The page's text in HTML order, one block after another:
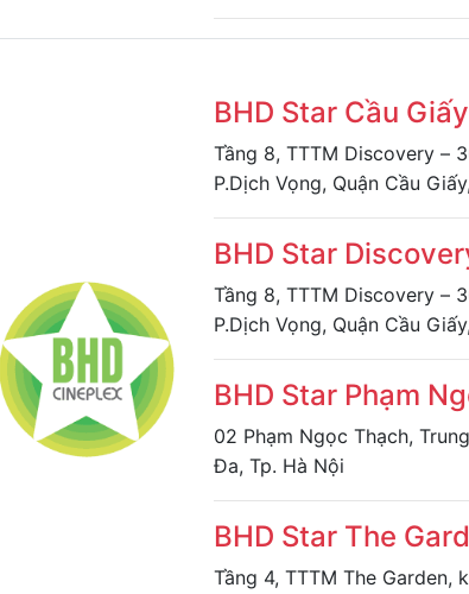
Giấy, Hà Nội
BHD Star Cầu Giấy
Tầng 8, TTTM Discovery –
P.Dịch Vọng, Quận Cầu
BHD Star
Tầng 8, TTTM Discovery –
P.Dịch Vọng, Quận Cầu
BHD Star Phạm
02 Phạm Ngọc Thạch,
Đa, Tp. Hà Nội
BHD Star The
Tầng 4, TTTM The Garden,